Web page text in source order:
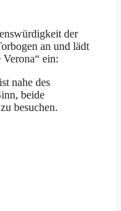
der
an und lädt
Verona“ ein:
ist nahe des
beide
besuchen.